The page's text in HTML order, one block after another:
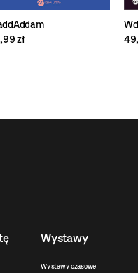
zł
Wystawy
Wystawy czasowe